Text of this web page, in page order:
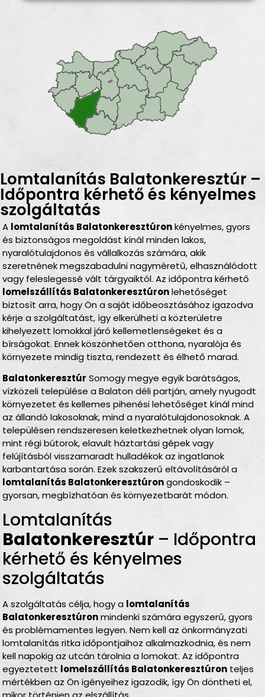
Lomtalanítás Balatonkeresztúr –
Időpontra kérhető és kényelmes
szolgáltatás
A lomtalanítás Balatonkeresztúronkényelmes, gyors
és biztonságos megoldást kínál minden lakos,
nyaralótulajdonos és vállalkozás számára, akik
szeretnének megszabadulni nagyméretű, elhasználódott
vagy feleslegessé vált tárgyaiktól. Az időpontra kérhető
lomelszállítás Balatonkeresztúronlehetőséget
biztosít arra, hogy Ön a saját időbeosztásához igazodva
kérje a szolgáltatást, így elkerülheti a közterületre
kihelyezett lomokkal járó kellemetlenségeket és a
bírságokat. Ennek köszönhetően otthona, nyaralója és
környezete mindig tiszta, rendezett és élhető marad.
Balatonkeresztúr Somogy megye egyik barátságos,
vízközeli települése a Balaton déli partján, amely nyugodt
környezetet és kellemes pihenési lehetőséget kínál mind
az állandó lakosoknak, mind a nyaralótulajdonosoknak. A
településen rendszeresen keletkezhetnek olyan lomok,
mint régi bútorok, elavult háztartási gépek vagy
felújításból visszamaradt hulladékok az ingatlanok
karbantartása során. Ezek szakszerű eltávolításáról a
lomtalanítás Balatonkeresztúrongondoskodik –
gyorsan, megbízhatóan és környezetbarát módon.
Lomtalanítás
Balatonkeresztúr – Időpontra
kérhető és kényelmes
szolgáltatás
A szolgáltatás célja, hogy a lomtalanítás
Balatonkeresztúronmindenki számára egyszerű, gyors
és problémamentes legyen. Nem kell az önkormányzati
lomtalanítás ritka időpontjaihoz alkalmazkodnia, és nem
kell napokig az utcán tárolnia a lomokat. Az időpontra
egyeztetett lomelszállítás Balatonkeresztúron teljes
mértékben az Ön igényeihez igazodik, így Ön döntheti el,